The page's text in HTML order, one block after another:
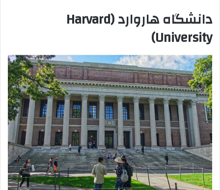
دانشگاه هاروارد (Harvard
University)